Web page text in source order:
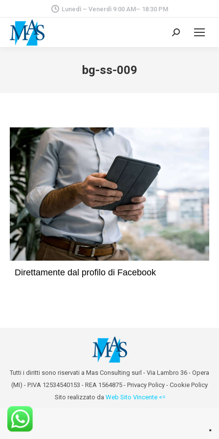
Lunedì – Venerdì 9:00 AM– 18:30 PM
Cerca:
bg-ss-009
Direttamente dal profilo di Facebook
Tutti i diritti sono riservati a Mas Consulting surl - Via Lambro 36 - Opera
(MI) - P.IVA 12534540153 - REA 1564875 - Privacy Policy - Cookie Policy
Sito realizzato da Web Sito Vincente <=